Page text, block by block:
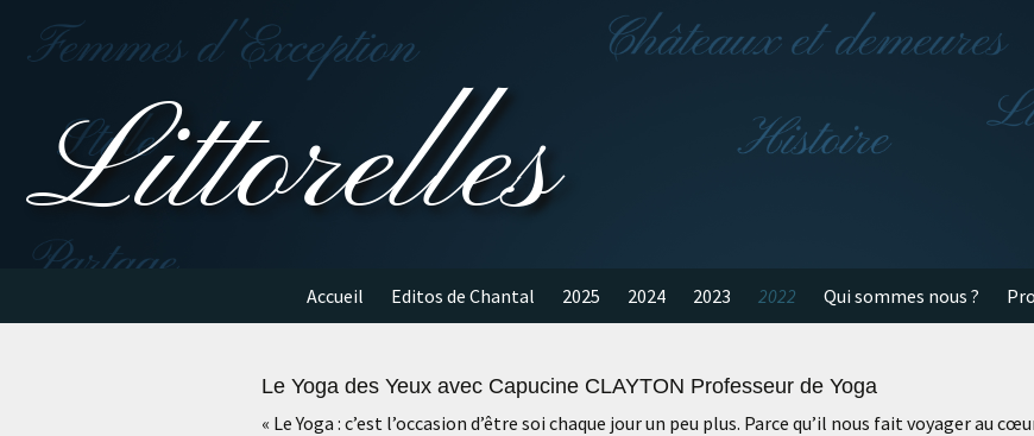
Littorelles
Accueil Editos de Chantal 2025 2024 2023 2022 Qui sommes nous ?
Le Yoga des Yeux avec Capucine CLAYTON Professeur de Yoga
« Le Yoga : c’est l’occasion d’être soi chaque jour un peu plus. Parce qu’il nous fait voyager au